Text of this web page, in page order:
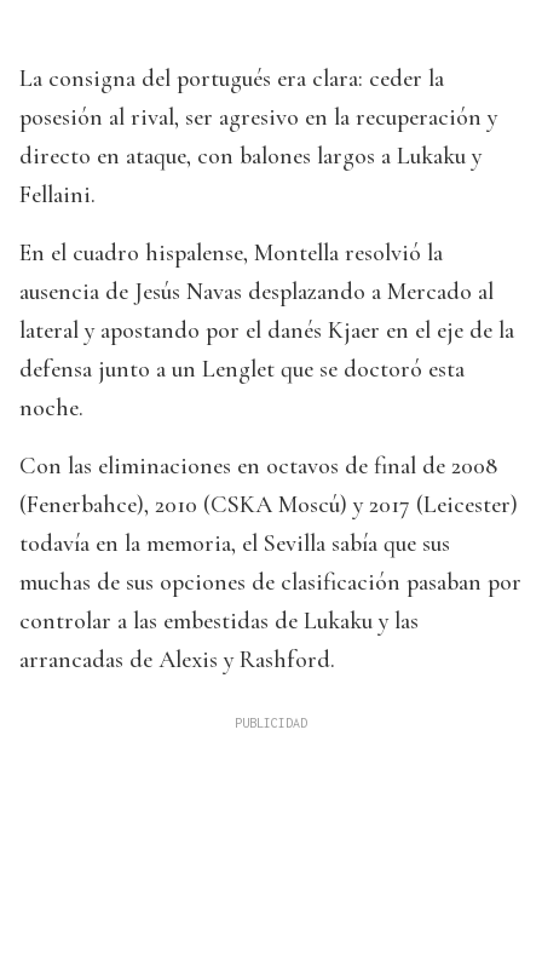
La consigna del portugués era clara: ceder la
posesión al rival, ser agresivo en la recuperación y
directo en ataque, con balones largos a Lukaku y
Fellaini.
En el cuadro hispalense, Montella resolvió la
ausencia de Jesús Navas desplazando a Mercado al
lateral y apostando por el danés Kjaer en el eje de la
defensa junto a un Lenglet que se doctoró esta
noche.
Con las eliminaciones en octavos de final de 2008
(Fenerbahce), 2010 (CSKA Moscú) y 2017 (Leicester)
todavía en la memoria, el Sevilla sabía que sus
muchas de sus opciones de clasificación pasaban por
controlar a las embestidas de Lukaku y las
arrancadas de Alexis y Rashford.